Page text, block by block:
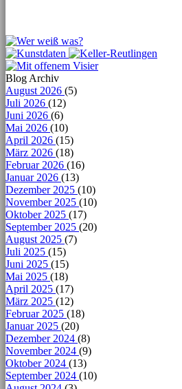
Blog Archiv
August 2026 (5)
Juli 2026 (12)
Juni 2026 (6)
Mai 2026 (10)
April 2026 (15)
März 2026 (18)
Februar 2026 (16)
Januar 2026 (13)
Dezember 2025 (10)
November 2025 (10)
Oktober 2025 (17)
September 2025 (20)
August 2025 (7)
Juli 2025 (15)
Juni 2025 (15)
Mai 2025 (18)
April 2025 (17)
März 2025 (12)
Februar 2025 (18)
Januar 2025 (20)
Dezember 2024 (8)
November 2024 (9)
Oktober 2024 (13)
September 2024 (10)